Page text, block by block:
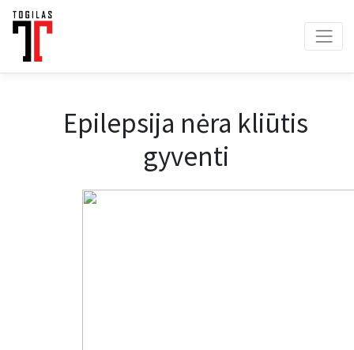
Epilepsija nėra kliūtis
gyventi